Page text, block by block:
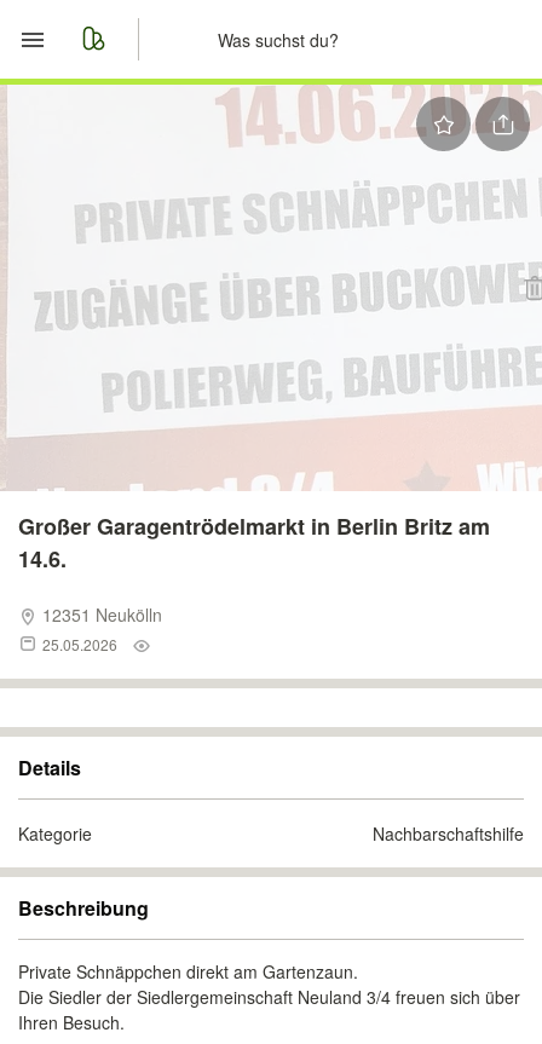
Nachrichten
Anzeige aufgeben
Großer Garagentrödelmarkt in Berlin Britz am
14.6.
12351 Neukölln
25.05.2026
Details
Kategorie Nachbarschaftshilfe
Beschreibung
Private Schnäppchen direkt am Gartenzaun.
Die Siedler der Siedlergemeinschaft Neuland 3/4 freuen sich über
Ihren Besuch.